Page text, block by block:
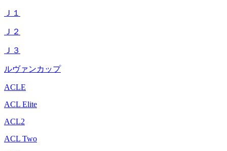
Ｊ１
Ｊ２
Ｊ３
ルヴァンカップ
ACLE
ACL Elite
ACL2
ACL Two